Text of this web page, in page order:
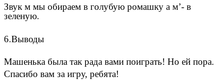
Звук м мы обираем в голубую ромашку а м’- в
зеленую.
6.Выводы
Машенька была так рада вами поиграть! Но ей пора.
Спасибо вам за игру, ребята!